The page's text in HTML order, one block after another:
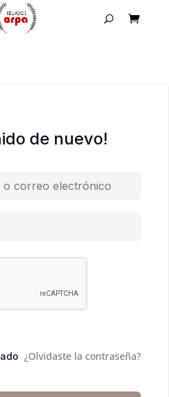
de nuevo!
¿Olvidaste la contraseña?